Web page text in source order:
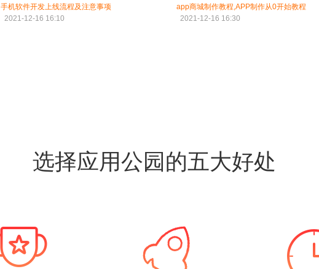
手机软件开发上线流程及注意事项
2021-12-16 16:10
app商城制作教程,APP制作从0开始教程
2021-12-16 16:30
选择应用公园的五大好处